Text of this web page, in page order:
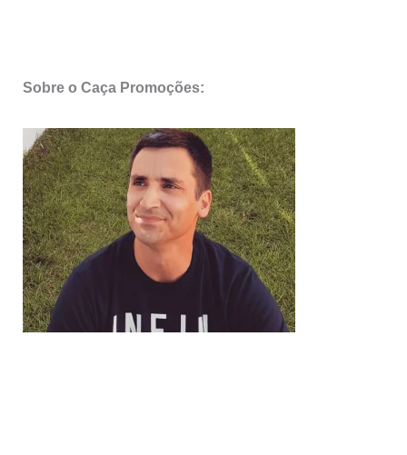
Sobre o Caça Promoções: